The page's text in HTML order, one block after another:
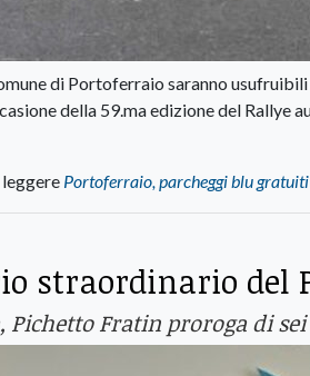
di Portoferraio saranno
della 59.ma edizione del Rallye
Portoferraio, parcheggi blu
straordinario del
Pichetto Fratin proroga di